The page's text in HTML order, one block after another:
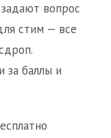
вопрос
стим — все
за баллы и